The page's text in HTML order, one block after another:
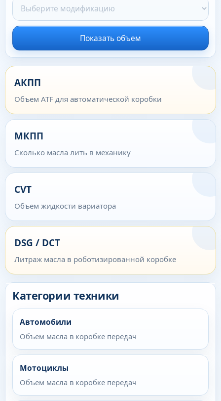
Показать объем
АКПП
Объем ATF для автоматической коробки
МКПП
Сколько масла лить в механику
CVT
Объем жидкости вариатора
DSG / DCT
Литраж масла в роботизированной коробке
Категории техники
Автомобили
Объем масла в коробке передач
Мотоциклы
Объем масла в коробке передач